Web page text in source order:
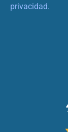
privacidad.